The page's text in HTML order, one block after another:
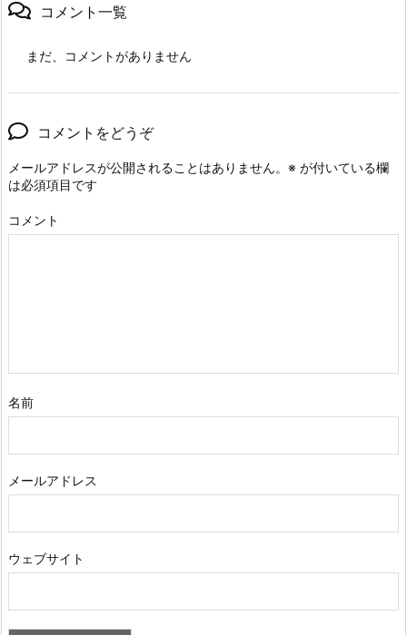
コメント一覧
まだ、コメントがありません
コメントをどうぞ
メールアドレスが公開されることはありません。 ※ が付いている欄
は必須項目です
コメント
名前
メールアドレス
ウェブサイト